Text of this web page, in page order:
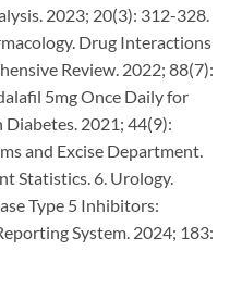
2023; 20(3): 312-328.
Drug Interactions
Review. 2022; 88(7):
5mg Once Daily for
2021; 44(9):
and Excise Department.
Statistics. 6. Urology.
Type 5 Inhibitors:
System. 2024; 183: